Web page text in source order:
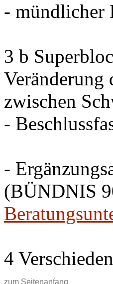
- mündlicher
3 b
Veränderung
zwischen
-
-
(BÜNDNIS
4
zum Seitenanfang